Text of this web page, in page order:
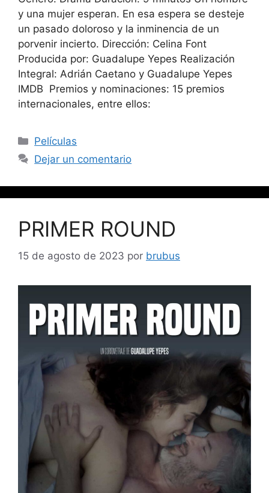
y una mujer esperan. En esa espera se desteje
un pasado doloroso y la inminencia de un
porvenir incierto. Dirección: Celina Font
Producida por: Guadalupe Yepes Realización
Integral: Adrián Caetano y Guadalupe Yepes
IMDB Premios y nominaciones: 15 premios
internacionales, entre ellos:
Películas
Dejar un comentario
PRIMER ROUND
15 de agosto de 2023 por brubus